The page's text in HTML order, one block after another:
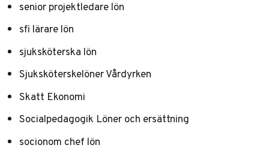
senior projektledare lön
sfi lärare lön
sjuksköterska lön
Sjuksköterskelöner Vårdyrken
Skatt Ekonomi
Socialpedagogik Löner och ersättning
socionom chef lön